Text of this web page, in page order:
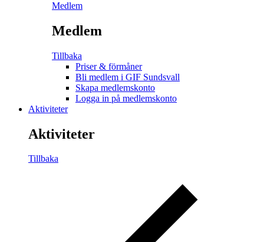
Medlem
Medlem
Tillbaka
Priser & förmåner
Bli medlem i GIF Sundsvall
Skapa medlemskonto
Logga in på medlemskonto
Aktiviteter
Aktiviteter
Tillbaka